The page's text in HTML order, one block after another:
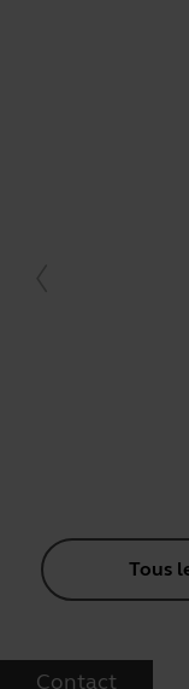
Tous
Contact